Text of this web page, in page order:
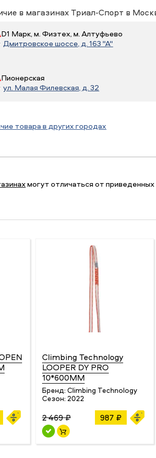
в магазинах Триал-Спорт в
D1 Марк, м. Физтех, м. Алтуфьево
Дмитровское шоссе, д. 163 "А"
Пионерская
ул. Малая Филевская, д. 32
товара в других городах
могут отличаться от приведенных
Climbing Technology
LOOPER DY PRO
10*600MM
Бренд: Climbing Technology
Сезон: 2022
2 469 ₽ 987 ₽